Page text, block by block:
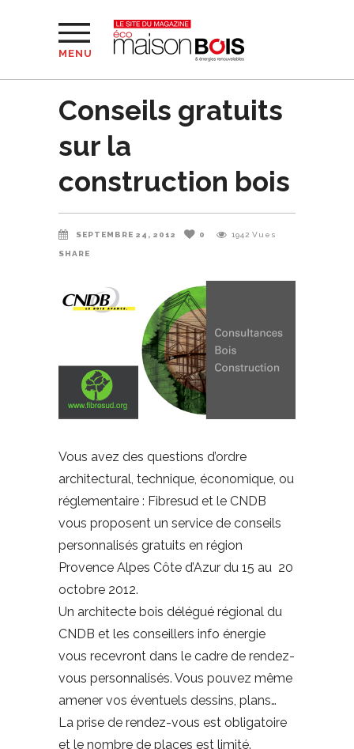
MENU
Conseils gratuits
sur la
construction bois
SEPTEMBRE 24, 2012 0 1942 Vues
SHARE
Vous avez des questions d’ordre
architectural, technique, économique, ou
réglementaire : Fibresud et le CNDB
vous proposent un service de conseils
personnalisés gratuits en région
Provence Alpes Côte d’Azur du 15 au 20
octobre 2012.
Un architecte bois délégué régional du
CNDB et les conseillers info énergie
vous recevront dans le cadre de rendez-
vous personnalisés. Vous pouvez même
amener vos éventuels dessins, plans…
La prise de rendez-vous est obligatoire
et le nombre de places est limité.